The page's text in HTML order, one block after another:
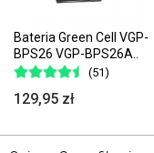
Bateria Green Cell VGP-
BPS26 VGP-BPS26A..
(51)
129,95 zł